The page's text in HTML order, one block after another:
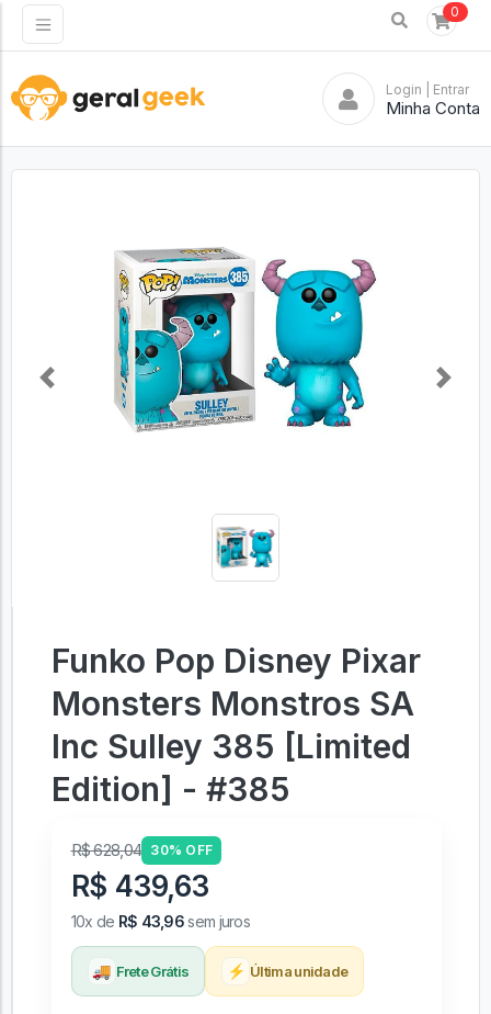
0
Login | Entrar
Minha Conta
Previous Next
Funko Pop Disney Pixar
Monsters Monstros SA
Inc Sulley 385 [Limited
Edition] - #385
R$ 628,04 30% OFF
R$ 439,63
10x de R$ 43,96sem juros
🚚 Frete Grátis ⚡ Última unidade